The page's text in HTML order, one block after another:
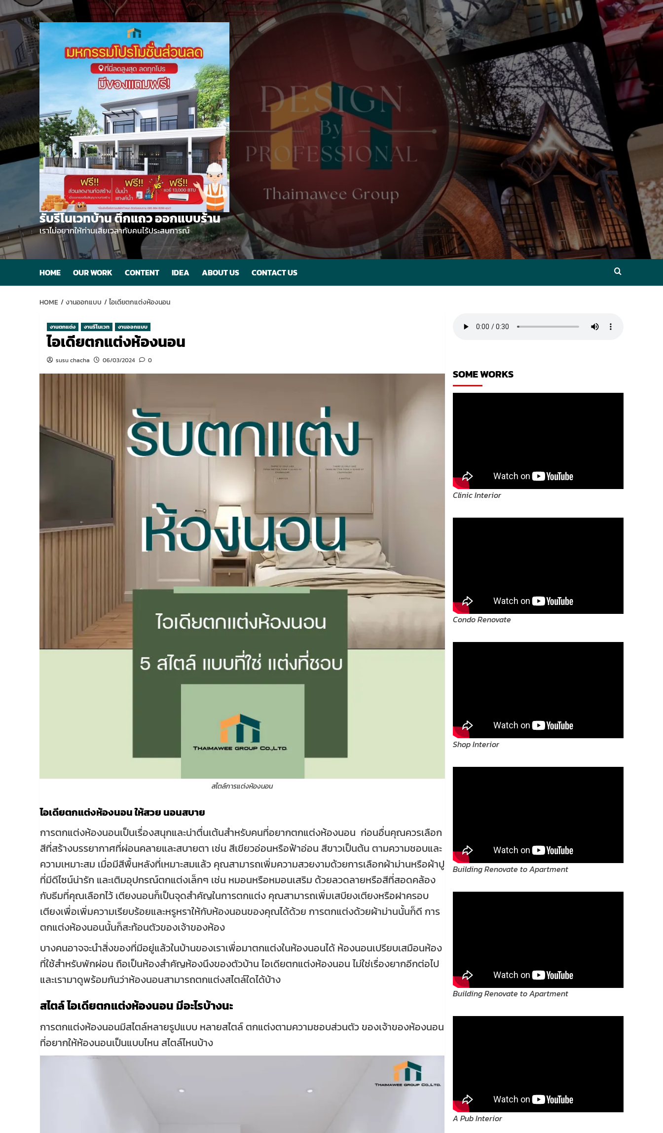
Skip
to
content
รับรีโนเวทบ้าน ตึกแถว ออกแบบร้าน
เราไม่อยากให้ท่านเสียเวลากับคนไร้ประสบการณ์
HOME OUR WORK CONTENT IDEA ABOUT US CONTACT US
HOME งานออกแบบ ไอเดียตกแต่งห้องนอน
งานตกแต่ง งานรีโนเวท งานออกแบบ
ไอเดียตกแต่งห้องนอน
susu chacha 06/03/2024 0
สไตล์การแต่งห้องนอน
ไอเดียตกแต่งห้องนอน ให้สวย นอนสบาย
การตกแต่งห้องนอนเป็นเรื่องสนุกและน่าตื่นเต้นสำหรับคนที่อยากตกแต่งห้องนอน ก่อนอื่นคุณควรเลือก
สีที่สร้างบรรยากาศที่ผ่อนคลายและสบายตา เช่น สีเขียวอ่อนหรือฟ้าอ่อน สีขาวเป็นต้น ตามความชอบและ
ความเหมาะสม เมื่อมีสีพื้นหลังที่เหมาะสมแล้ว คุณสามารถเพิ่มความสวยงามด้วยการเลือกผ้าม่านหรือผ้าปู
ที่มีดีไซน์น่ารัก และเติมอุปกรณ์ตกแต่งเล็กๆ เช่น หมอนหรือหมอนเสริม ด้วยลวดลายหรือสีที่สอดคล้อง
กับธีมที่คุณเลือกไว้ เตียงนอนก็เป็นจุดสำคัญในการตกแต่ง คุณสามารถเพิ่มเสบียงเตียงหรือฝาครอบ
เตียงเพื่อเพิ่มความเรียบร้อยและหรูหราให้กับห้องนอนของคุณได้ด้วย การตกแต่งด้วยผ้าม่านนั้นก็ดี การ
ตกแต่งห้องนอนนั้นก็สะท้อนตัวของเจ้าของห้อง
บางคนอาจจะนำสิ่งของที่มีอยู่แล้วในบ้านของเราเพื่อมาตกแต่งในห้องนอนได้ ห้องนอนเปรียบเสมือนห้อง
ที่ใช้สำหรับพักผ่อน ถือเป็นห้องสำคัญห้องนึงของตัวบ้าน ไอเดียตกแต่งห้องนอน ไม่ใช่เรื่องยากอีกต่อไป
และเรามาดูพร้อมกันว่าห้องนอนสามารถตกแต่งสไตล์ใดได้บ้าง
สไตล์ ไอเดียตกแต่งห้องนอน มีอะไรบ้างนะ
การตกแต่งห้องนอนมีสไตล์หลายรูปแบบ หลายสไตล์ ตกแต่งตามความชอบส่วนตัว ของเจ้าของห้องนอน
ที่อยากให้ห้องนอนเป็นแบบไหน สไตล์ไหนบ้าง
SOME WORKS
Clinic Interior
Condo Renovate
Shop Interior
Building Renovate to Apartment
Building Renovate to Apartment
A Pub Interior